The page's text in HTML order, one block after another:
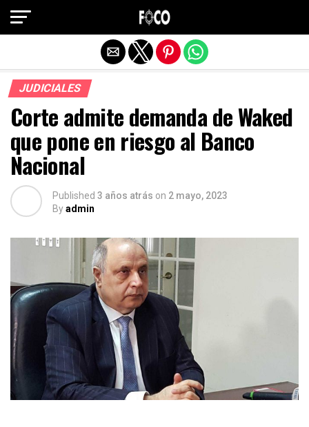
JUDICIALES
Corte admite demanda de Waked
que pone en riesgo al Banco
Nacional
Published 3 años atrás on 2 mayo, 2023
Byadmin
Salir de la versión móvil